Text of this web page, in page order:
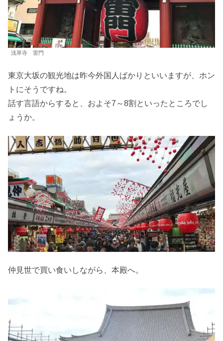
浅草寺 雷門
東京大坂の観光地は昨今外国人ばかりといいますが、ホン
トにそうですね。
話す言語からすると、およそ7～8割といったところでし
ょうか。
仲見世で買い食いしながら、本殿へ。